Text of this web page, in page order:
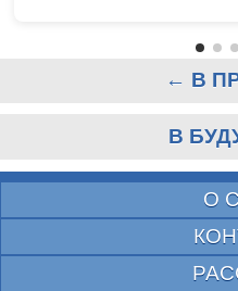
← В
В
О